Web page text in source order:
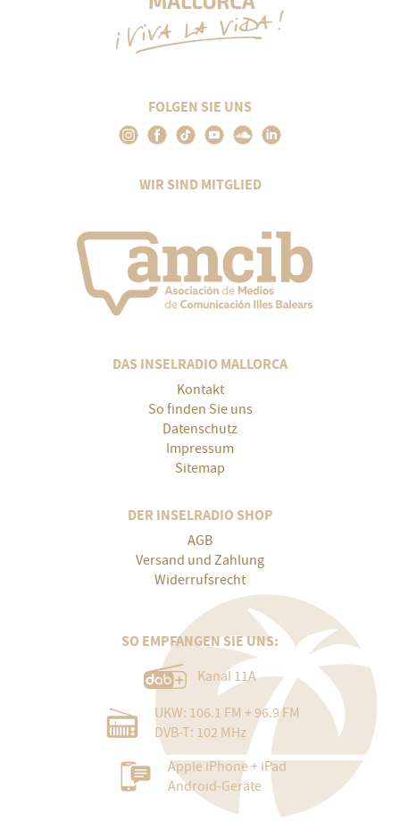
FOLGEN SIE UNS
WIR SIND MITGLIED
DAS INSELRADIO MALLORCA
Kontakt
So finden Sie uns
Datenschutz
Impressum
Sitemap
DER INSELRADIO SHOP
AGB
Versand und Zahlung
Widerrufsrecht
SO EMPFANGEN SIE UNS:
Kanal 11A
UKW: 106.1 FM + 96.9 FM
DVB-T: 102 MHz
Apple iPhone + iPad
Android-Geräte